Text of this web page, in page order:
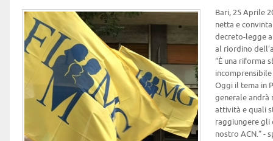
Bari, 25 Aprile
netta e
decreto-legge
al riordino
“È una riforma
Oggi il tema in
generale andrà
attività e quali
raggiungere gli
nostro ACN.” -